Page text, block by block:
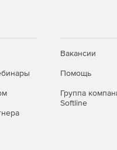
и уда­
для
Вакансии
Помощь
Группа
Softline